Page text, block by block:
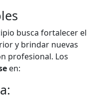
busca fortalecer el
y brindar nuevas
profesional. Los
en: